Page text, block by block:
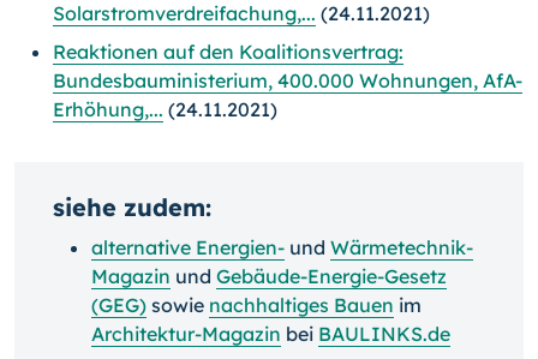
Solarstromverdreifachung,... (24.11.2021)
Reaktionen auf den Koalitionsvertrag:
Bundesbauministerium, 400.000 Wohnungen, AfA-
Erhöhung,... (24.11.2021)
siehe zudem:
alternative Energien- und Wärmetechnik-
Magazin und Gebäude-Energie-Gesetz
(GEG) sowie nachhaltiges Bauen im
Architektur-Magazin bei BAULINKS.de